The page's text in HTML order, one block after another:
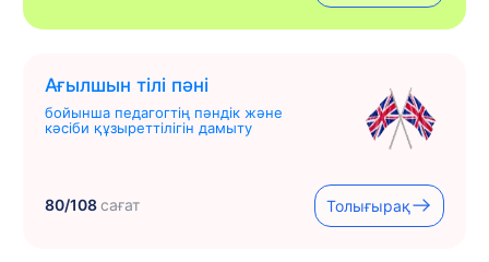
Ағылшын тілі пәні
бойынша педагогтің пәндік және
кәсіби құзыреттілігін дамыту
80/108сағат Толығырақ